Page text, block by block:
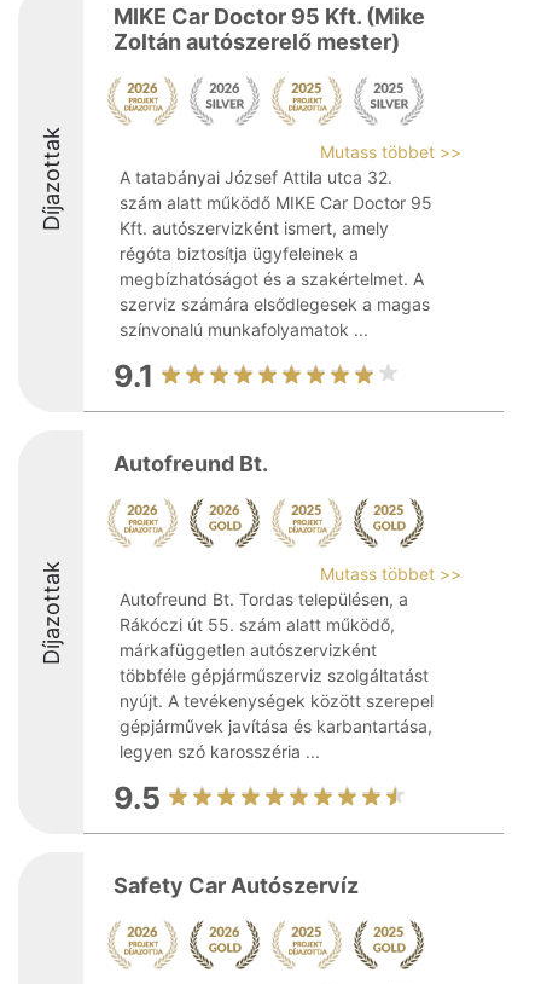
Díjazottak
MIKE Car Doctor 95 Kft. (Mike
Zoltán autószerelő mester)
Mutass többet >>
A tatabányai József Attila utca 32.
szám alatt működő MIKE Car Doctor 95
Kft. autószervizként ismert, amely
régóta biztosítja ügyfeleinek a
megbízhatóságot és a szakértelmet. A
szerviz számára elsődlegesek a magas
színvonalú munkafolyamatok ...
9.1
Díjazottak
Autofreund Bt.
Mutass többet >>
Autofreund Bt. Tordas településen, a
Rákóczi út 55. szám alatt működő,
márkafüggetlen autószervizként
többféle gépjárműszerviz szolgáltatást
nyújt. A tevékenységek között szerepel
gépjárművek javítása és karbantartása,
legyen szó karosszéria ...
9.5
Safety Car Autószervíz